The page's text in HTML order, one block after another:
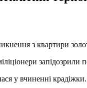
з квартири
запідозрили
у вчиненні